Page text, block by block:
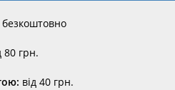
безкоштовно
80 грн.
від 40 грн.